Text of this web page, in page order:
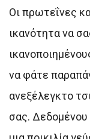
Οι πρωτεΐνες
ικανότητα να
να φάτε
ανεξέλεγκτο
σας. Δεδομένου